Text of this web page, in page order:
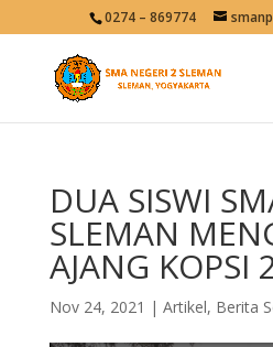
0274 – 869774
DUA SISWI
SLEMAN
AJANG KOPSI
Nov 24, 2021 | Artikel, Berita